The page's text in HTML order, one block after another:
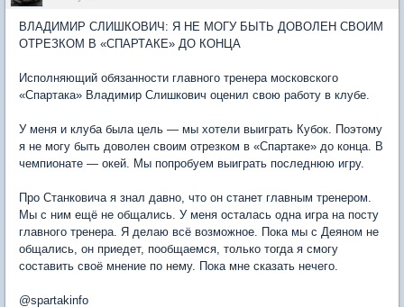
ВЛАДИМИР СЛИШКОВИЧ: Я НЕ МОГУ БЫТЬ ДОВОЛЕН СВОИМ
ОТРЕЗКОМ В «СПАРТАКЕ» ДО КОНЦА
Исполняющий обязанности главного тренера московского
«Спартака» Владимир Слишкович оценил свою работу в клубе.
У меня и клуба была цель — мы хотели выиграть Кубок. Поэтому
я не могу быть доволен своим отрезком в «Спартаке» до конца. В
чемпионате — окей. Мы попробуем выиграть последнюю игру.
Про Станковича я знал давно, что он станет главным тренером.
Мы с ним ещё не общались. У меня осталась одна игра на посту
главного тренера. Я делаю всё возможное. Пока мы с Деяном не
общались, он приедет, пообщаемся, только тогда я смогу
составить своё мнение по нему. Пока мне сказать нечего.
@spartakinfo